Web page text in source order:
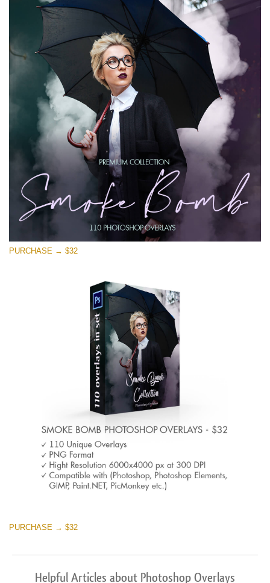
Large 6000*4000px
Free download
PURCHASE → $32
PURCHASE → $32
Helpful Articles about Photoshop Overlays